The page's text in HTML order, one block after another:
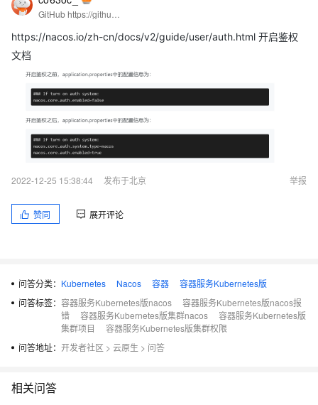
https://nacos.io/zh-cn/docs/v2/guide/user/auth.html 开启鉴权
文档
2022-12-25 15:38:44 发布于北京 举报
赞同 展开评论
问答分类： Kubernetes Nacos 容器
容器服务Kubernetes版
问答标签： 容器服务Kubernetes版nacos
容器服务Kubernetes版nacos报
错
容器服务Kubernetes版集群nacos
容器服务Kubernetes版
集群项目
容器服务Kubernetes版集群权限
问答地址： 开发者社区 > 云原生 > 问答
相关问答